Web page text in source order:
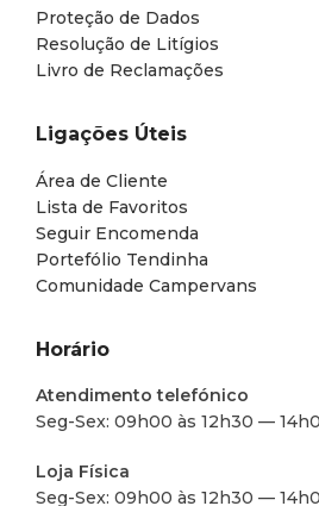
Proteção de Dados
Resolução de Litígios
Livro de Reclamações
Ligações Úteis
Área de Cliente
Lista de Favoritos
Seguir Encomenda
Portefólio Tendinha
Comunidade Campervans
Horário
Atendimento telefónico
Seg-Sex: 09h00 às 12h30 —
Loja Física
Seg-Sex: 09h00 às 12h30 —